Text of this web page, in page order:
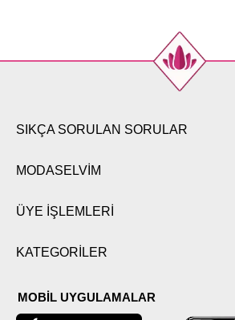
SIKÇA SORULAN SORULAR
MODASELVİM
ÜYE İŞLEMLERİ
KATEGORİLER
MOBİL UYGULAMALAR